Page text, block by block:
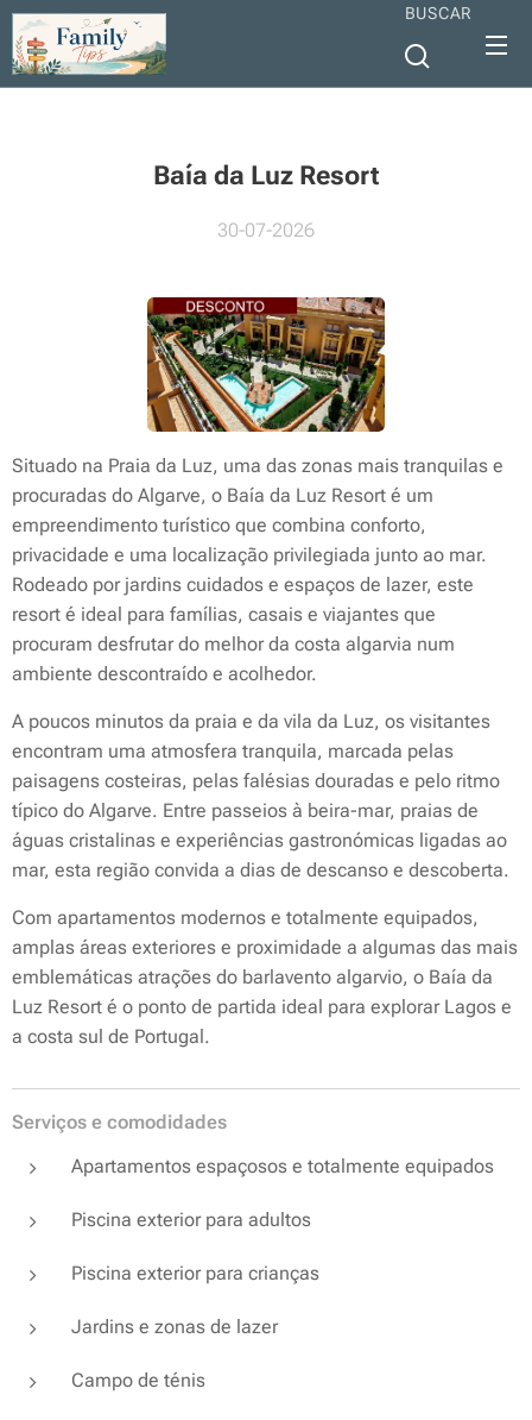
BUSCAR
Baía da Luz Resort
30-07-2026
Situado na Praia da Luz, uma das zonas mais tranquilas e
procuradas do Algarve, o Baía da Luz Resort é um
empreendimento turístico que combina conforto,
privacidade e uma localização privilegiada junto ao mar.
Rodeado por jardins cuidados e espaços de lazer, este
resort é ideal para famílias, casais e viajantes que
procuram desfrutar do melhor da costa algarvia num
ambiente descontraído e acolhedor.
A poucos minutos da praia e da vila da Luz, os visitantes
encontram uma atmosfera tranquila, marcada pelas
paisagens costeiras, pelas falésias douradas e pelo ritmo
típico do Algarve. Entre passeios à beira-mar, praias de
águas cristalinas e experiências gastronómicas ligadas ao
mar, esta região convida a dias de descanso e descoberta.
Com apartamentos modernos e totalmente equipados,
amplas áreas exteriores e proximidade a algumas das mais
emblemáticas atrações do barlavento algarvio, o Baía da
Luz Resort é o ponto de partida ideal para explorar Lagos e
a costa sul de Portugal.
Serviços e comodidades
Apartamentos espaçosos e totalmente equipados
Piscina exterior para adultos
Piscina exterior para crianças
Jardins e zonas de lazer
Campo de ténis